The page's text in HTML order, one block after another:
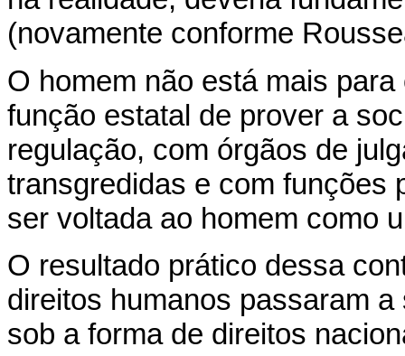
(novamente conforme
O homem não está mais
função estatal de prover a
regulação, com órgãos de
transgredidas e com funções
ser voltada ao homem como
O resultado prático dessa
direitos humanos passaram
sob a forma de direitos